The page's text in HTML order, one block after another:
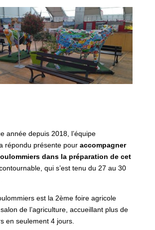
année depuis 2018, l’équipe
répondu présente pour accompagner
dans la préparation de cet
qui s’est tenu du 27 au 30
est la 2ème foire agricole
de l’agriculture, accueillant plus de
en seulement 4 jours.